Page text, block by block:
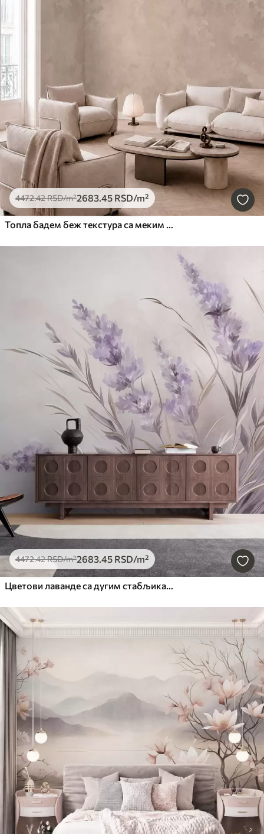
4472.42RSD/m²2683.45 RSD/m²
Топла бадем беж текстура са меким природним тоналним прелазима
4472.42RSD/m²2683.45 RSD/m²
Цветови лаванде са дугим стабљикама и листовима, мека пастелна текстурирана уметност